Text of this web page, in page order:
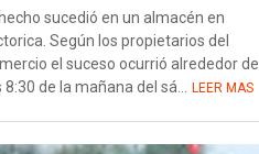
sucedió en un almacén en
Según los propietarios del
el suceso ocurrió alrededor de
8:30 de la mañana del sá... LEER MAS